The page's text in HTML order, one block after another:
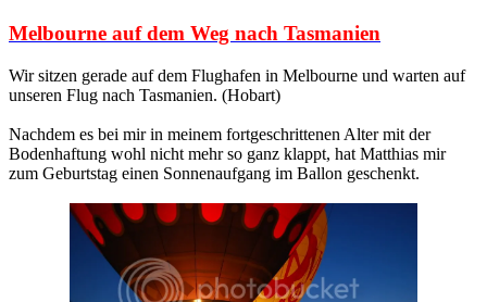
Melbourne auf dem Weg nach Tasmanien
Wir sitzen gerade auf dem Flughafen in Melbourne und warten auf
unseren Flug nach Tasmanien. (Hobart)
Nachdem es bei mir in meinem fortgeschrittenen Alter mit der
Bodenhaftung wohl nicht mehr so ganz klappt, hat Matthias mir
zum Geburtstag einen Sonnenaufgang im Ballon geschenkt.